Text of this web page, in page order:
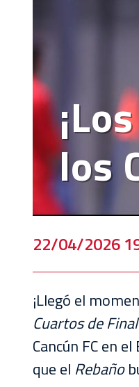
DEPORTIVOS
REBAÑO
CHIVAS
TIENDA
CHIVAS
CHIVASTV
ESTADIO
AKRON
TOUR
ESTADIO
AKRON
los
22/04/2026
¡Llegó el
Cuartos de Final
Cancún FC en
que el Rebaño